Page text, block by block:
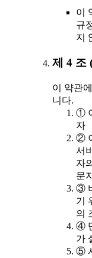
이
규
지
제 4 조
이 약관
니다.
①
자
②
서
자
문
③
기
의
④
가
⑤